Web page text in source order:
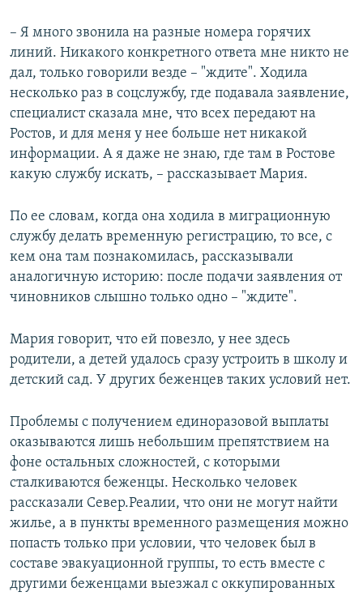
– Я много звонила на разные номера горячих
линий. Никакого конкретного ответа мне никто не
дал, только говорили везде – "ждите". Ходила
несколько раз в соцслужбу, где подавала заявление,
специалист сказала мне, что всех передают на
Ростов, и для меня у нее больше нет никакой
информации. А я даже не знаю, где там в Ростове
какую службу искать, – рассказывает Мария.
По ее словам, когда она ходила в миграционную
службу делать временную регистрацию, то все, с
кем она там познакомилась, рассказывали
аналогичную историю: после подачи заявления от
чиновников слышно только одно – "ждите".
Мария говорит, что ей повезло, у нее здесь
родители, а детей удалось сразу устроить в школу и
детский сад. У других беженцев таких условий нет.
Проблемы с получением единоразовой выплаты
оказываются лишь небольшим препятствием на
фоне остальных сложностей, с которыми
сталкиваются беженцы. Несколько человек
рассказали Север.Реалии, что они не могут найти
жилье, а в пункты временного размещения можно
попасть только при условии, что человек был в
составе эвакуационной группы, то есть вместе с
другими беженцами выезжал с оккупированных